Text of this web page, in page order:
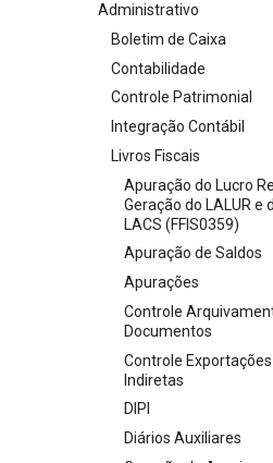
Administrativo
Boletim de Caixa
Contabilidade
Controle Patrimonial
Integração Contábil
Livros Fiscais
Apuração do Lucro
Geração do LALUR e
LACS (FFIS0359)
Apuração de Saldos
Apurações
Controle
Documentos
Controle Exportações
Indiretas
DIPI
Diários Auxiliares